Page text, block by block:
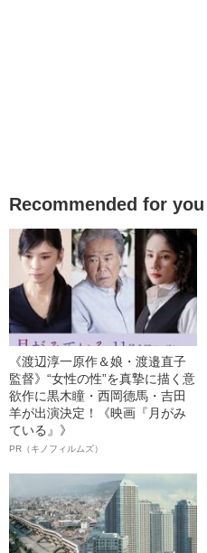
Recommended for you
《渡辺淳一原作＆娘・渡邉直子
監督》“女性の性”を真摯に描く意
欲作に黒木瞳・西岡德馬・吉田
羊が出演決定！《映画『月がみ
ている』》
PR（キノフィルムズ）